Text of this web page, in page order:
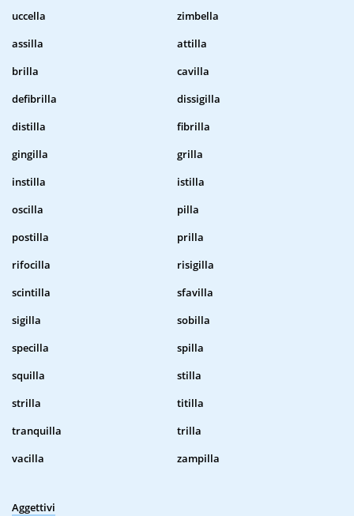
uccella
zimbella
assilla
attilla
brilla
cavilla
defibrilla
dissigilla
distilla
fibrilla
gingilla
grilla
instilla
istilla
oscilla
pilla
postilla
prilla
rifocilla
risigilla
scintilla
sfavilla
sigilla
sobilla
specilla
spilla
squilla
stilla
strilla
titilla
tranquilla
trilla
vacilla
zampilla
Aggettivi